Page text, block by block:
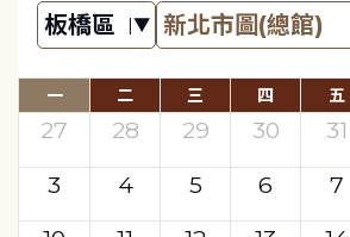
一 二 三 四 五
27 28 29 30 31
3
4 5 6 7